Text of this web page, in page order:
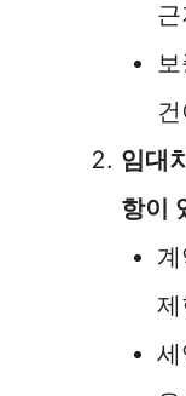
임대
항이